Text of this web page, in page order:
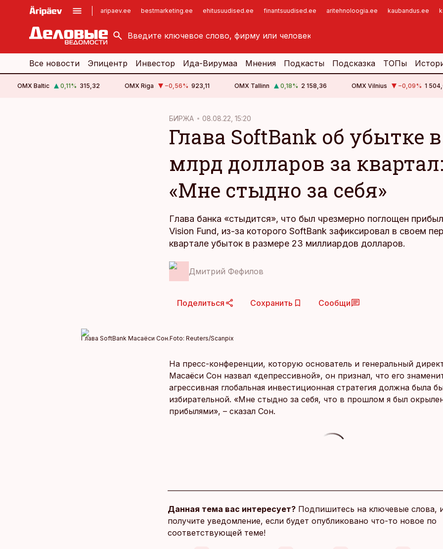
aripaev.ee bestmarketing.ee ehitusuudised.ee finantsuudised.ee aritehnoloogia.ee kaubandus.ee
kinnisvarauudised.ee
logistikauudised.ee
imelineajalugu.ee
Все новости Эпицентр Инвестор Ида-Вирумаа Мнения Подкасты Подсказка ТОПы
OMX Baltic 0,11% 315,32 OMX Riga −0,56% 923,11 OMX Tallinn 0,18% 2 158,36 OMX Vilnius −0,09% 1
БИРЖА 08.08.22, 15:20
Глава SoftBank об убытке
млрд долларов за квартал:
«Мне стыдно за себя»
Глава банка «стыдится», что был чрезмерно поглощен
Vision Fund, из-за которого SoftBank зафиксировал в своем
квартале убыток в размере 23 миллиардов долларов.
Дмитрий Фефилов
Поделиться Сохранить Сообщи
Глава SoftBank Масаёси Сон.Foto: Reuters/Scanpix
На пресс-конференции, которую основатель и генеральный
Масаёси Сон назвал «депрессивной», он признал, что его
агрессивная глобальная инвестиционная стратегия должна была
избирательной. «Мне стыдно за себя, что в прошлом я был
прибылями», – сказал Сон.
Данная тема вас интересует? Подпишитесь на ключевые слова,
получите уведомление, если будет опубликовано что-то новое по
соответствующей теме!